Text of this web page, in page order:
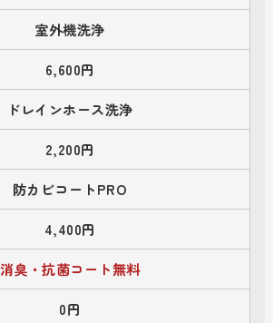
室外機洗浄
6,600円
ドレインホース洗浄
2,200円
防カビコートPRO
4,400円
消臭・抗菌コート無料
0円